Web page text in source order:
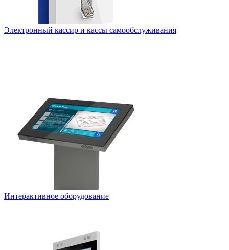
Электронный кассир и кассы самообслуживания
Интерактивное оборудование